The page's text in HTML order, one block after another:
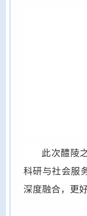
此次醴陵
科研与社会服
深度融合，更